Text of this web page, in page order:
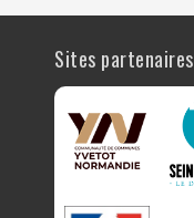
Sites partenaires